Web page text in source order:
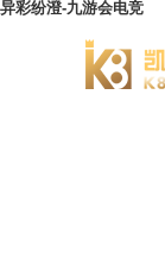
异彩纷澄-九游会电竞